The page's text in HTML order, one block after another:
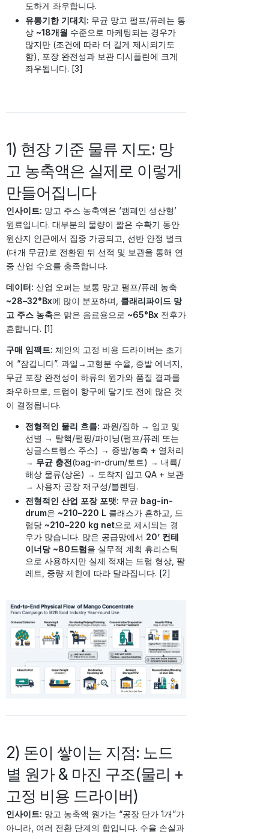
도하게 좌우합니다.
유통기한 기대치: 무균 망고 펄프/퓨레는 통
상 ~18개월 수준으로 마케팅되는 경우가
많지만 (조건에 따라 더 길게 제시되기도
함), 포장 완전성과 보관 디시플린에 크게
좌우됩니다. [3]
1) 현장 기준 물류 지도: 망
고 농축액은 실제로 이렇게
만들어집니다
인사이트: 망고 주스 농축액은 ‘캠페인 생산형’
원료입니다. 대부분의 물량이 짧은 수확기 동안
원산지 인근에서 집중 가공되고, 선반 안정 벌크
(대개 무균)로 전환된 뒤 선적 및 보관을 통해 연
중 산업 수요를 충족합니다.
데이터: 산업 오퍼는 보통 망고 펄프/퓨레 농축
~28–32°Bx에 많이 분포하며, 클래리파이드 망
고 주스 농축은 맑은 음료용으로 ~65°Bx 전후가
흔합니다. [1]
구매 임팩트: 체인의 고정 비용 드라이버는 초기
에 “잠깁니다”. 과일→고형분 수율, 증발 에너지,
무균 포장 완전성이 하류의 원가와 품질 결과를
좌우하므로, 드럼이 항구에 닿기도 전에 많은 것
이 결정됩니다.
전형적인 물리 흐름: 과원/집하 → 입고 및
선별 → 탈핵/펄핑/파이닝(펄프/퓨레 또는
싱글스트렝스 주스) → 증발/농축 + 열처리
→ 무균 충전(bag-in-drum/토트) → 내륙/
해상 물류(상온) → 도착지 입고 QA + 보관
→ 사용자 공장 재구성/블렌딩.
전형적인 산업 포장 포맷: 무균 bag-in-
drum은 ~210–220 L 클래스가 흔하고, 드
럼당 ~210–220 kg net으로 제시되는 경
우가 많습니다. 많은 공급망에서 20’ 컨테
이너당 ~80드럼을 실무적 계획 휴리스틱
으로 사용하지만 실제 적재는 드럼 형상, 팔
레트, 중량 제한에 따라 달라집니다. [2]
2) 돈이 쌓이는 지점: 노드
별 원가 & 마진 구조(물리 +
고정 비용 드라이버)
인사이트: 망고 농축액 원가는 “공장 단가 1개”가
아니라, 여러 전환 단계의 합입니다. 수율 손실과